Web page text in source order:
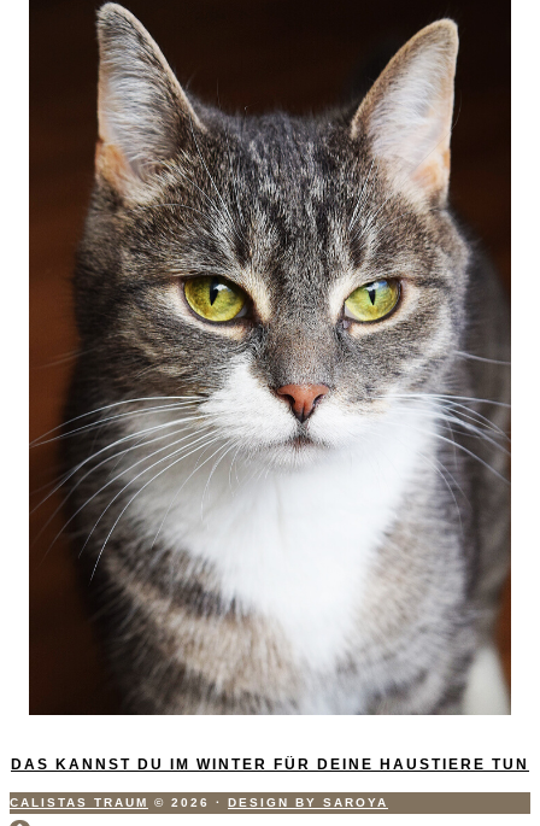
DAS KANNST DU IM WINTER FÜR DEINE HAUSTIERE TUN
CALISTAS TRAUM © 2026 · DESIGN BY SAROYA